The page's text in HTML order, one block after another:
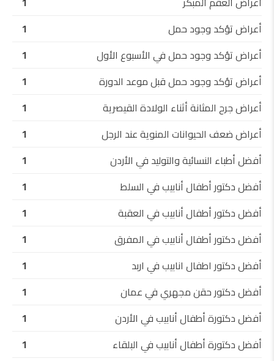
أعراض تؤكد وجود حمل
1
أعراض تؤكد وجود حمل في الأسبوع الأول
1
أعراض تؤكد وجود حمل قبل موعد الدورة
1
أعراض جرح المثانة أثناء الولادة القيصرية
1
أعراض ضعف الحيوانات المنوية عند الرجل
1
أفضل أطباء النسائية والتوليد في الأردن
1
أفضل دكتور أطفال أنابيب في السلط
1
أفضل دكتور أطفال أنابيب في العقبة
1
أفضل دكتور أطفال أنابيب في المفرق
1
أفضل دكتور اطفال انابيب في اربد
1
أفضل دكتور حقن مجهري في عمان
1
أفضل دكتورة أطفال أنابيب في الأردن
1
أفضل دكتورة أطفال أنابيب في البلقاء
1